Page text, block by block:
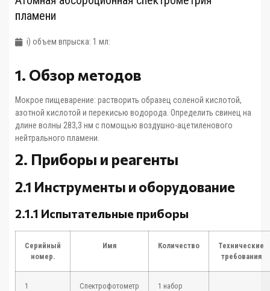
пламени
i) объем впрыска: 1 мл:
1. Обзор методов
Мокрое пищеварение: растворить образец соленой кислотой,
азотной кислотой и перекисью водорода. Определить свинец на
длине волны 283,3 нм с помощью воздушно-ацетиленового
нейтрального пламени.
2. Приборы и реагенты
2.1 Инструменты и оборудование
2.1.1 Испытательные приборы
Серийный
номер.
Имя Количество
Технические
требования
1
Спектрофотометр
1 набор